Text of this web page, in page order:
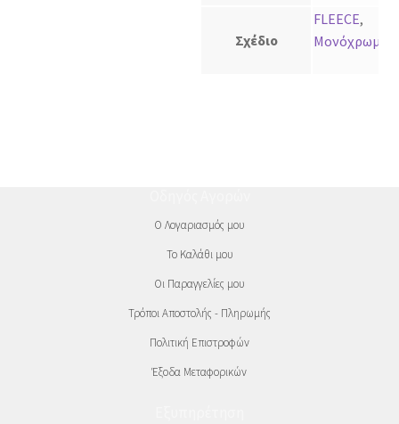
Σχέδιο
FLEECE,
Μονόχρωμο
Ο Λογαριασμός μου
Το Καλάθι μου
Οι Παραγγελίες μου
Τρόποι Αποστολής - Πληρωμής
Πολιτική Επιστροφών
Έξοδα Μεταφορικών